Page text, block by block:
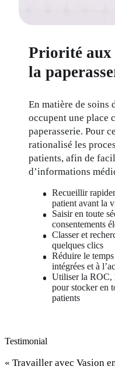
Priorité aux
la
En matière de soins
occupent une place
paperasserie. Pour
rationalisé les
patients, afin de
d’informations
Recueillir
patient avant la
Saisir en toute
consentements
Classer et
quelques clics
Réduire le
intégrées et à
Utiliser la ROC,
pour stocker en
patients
Testimonial
« Travailler avec Vasion